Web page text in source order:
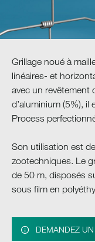
Grillage noué à
linéaires- et
avec un revêtement
d’aluminium (5%), il
Process
Son utilisation est
zootechniques. Le
de 50 m, disposés
sous film en
DEMANDEZ